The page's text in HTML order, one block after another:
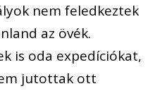
nem feledkeztek
az övék.
is oda expedíciókat,
jutottak ott